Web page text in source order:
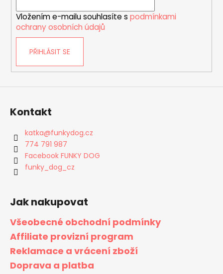
Vložením e-mailu souhlasíte s podmínkami
ochrany osobních údajů
PŘIHLÁSIT SE
Kontakt
katka@funkydog.cz
774 791 987
Facebook FUNKY DOG
funky_dog_cz
Jak nakupovat
Všeobecné obchodní podmínky
Affiliate provizní program
Reklamace a vrácení zboží
Doprava a platba